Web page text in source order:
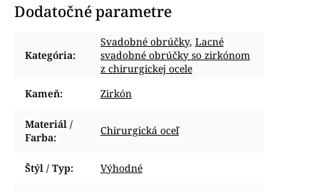
Dodatočné parametre
Kategória:
Svadobné obrúčky, Lacné
svadobné obrúčky so zirkónom
z chirurgickej ocele
Kameň: Zirkón
Materiál /
Farba:
Chirurgická oceľ
Štýl / Typ: Výhodné